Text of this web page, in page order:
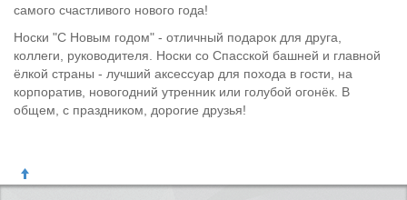
самого счастливого нового года!
Носки "С Новым годом" - отличный подарок для друга,
коллеги, руководителя. Носки со Спасской башней и главной
ëлкой страны - лучший аксессуар для похода в гости, на
корпоратив, новогодний утренник или голубой огонёк. В
общем, с праздником, дорогие друзья!